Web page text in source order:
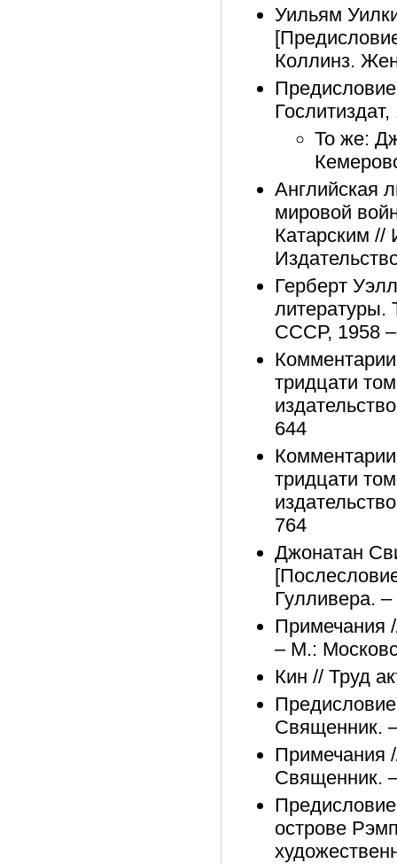
Уильям
Коллинз.
То же:
Английская
мировой
Катарским //
Герберт
литературы.
СССР, 1958
тридцати
644
тридцати
764
Джонатан
Гулливера.
Примечания
– М.:
Кин // Труд
Священник.
Примечания
Священник.
острове